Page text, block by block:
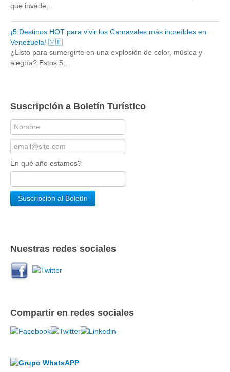
que invade...
¡5 Destinos HOT para vivir los Carnavales más increíbles en
Venezuela! 🇻🇪
¿Listo para sumergirte en una explosión de color, música y
alegría? Estos 5...
Suscripción a Boletín Turístico
En qué año estamos?
Nuestras redes sociales
Compartir en redes sociales